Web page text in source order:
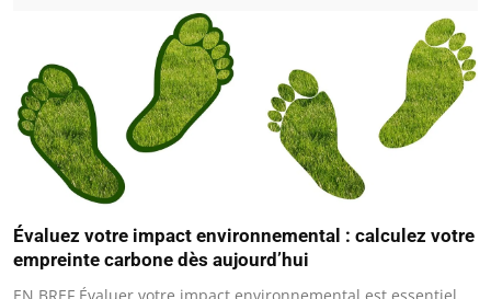
Évaluez votre impact environnemental : calculez votre
empreinte carbone dès aujourd’hui